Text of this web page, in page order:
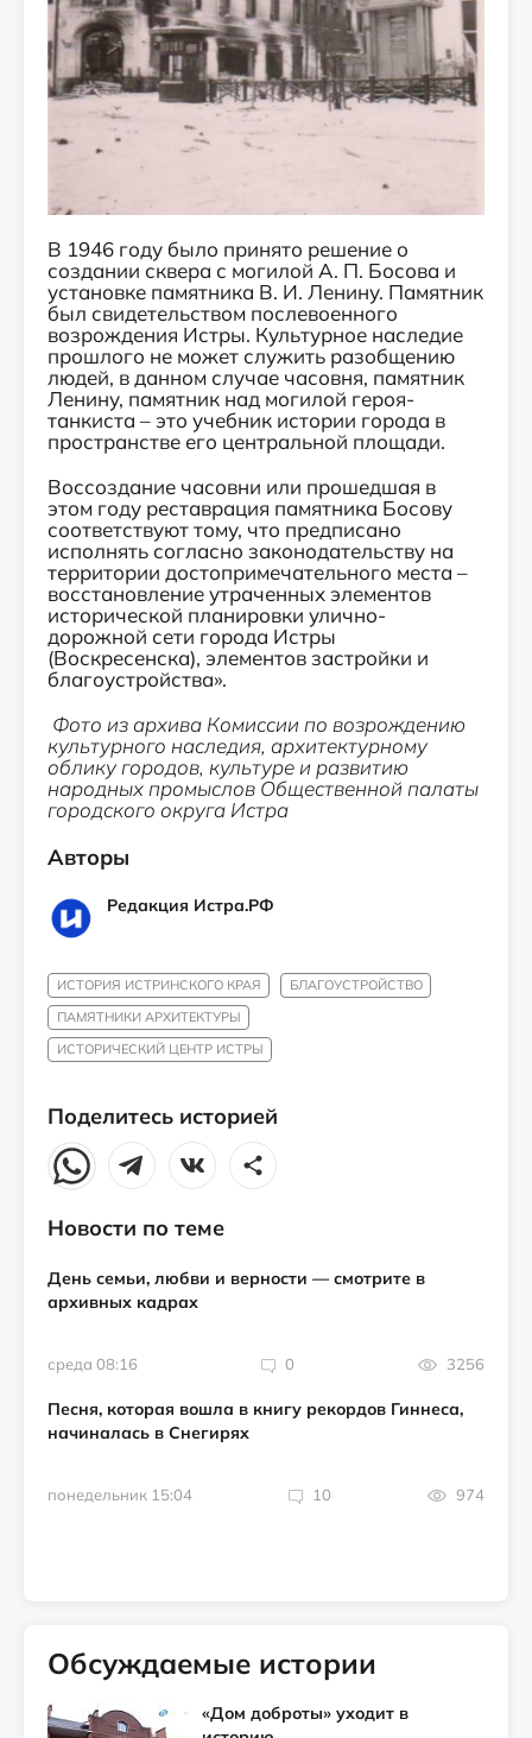
В 1946 году было принято решение о
создании сквера с могилой А. П. Босова и
установке памятника В. И. Ленину. Памятник
был свидетельством послевоенного
возрождения Истры. Культурное наследие
прошлого не может служить разобщению
людей, в данном случае часовня, памятник
Ленину, памятник над могилой героя-
танкиста – это учебник истории города в
пространстве его центральной площади.
Воссоздание часовни или прошедшая в
этом году реставрация памятника Босову
соответствуют тому, что предписано
исполнять согласно законодательству на
территории достопримечательного места –
восстановление утраченных элементов
исторической планировки улично-
дорожной сети города Истры
(Воскресенска), элементов застройки и
благоустройства».
Фото из архива Комиссии по возрождению
культурного наследия, архитектурному
облику городов, культуре и развитию
народных промыслов Общественной палаты
городского округа Истра
Авторы
Редакция Истра.РФ
ИСТОРИЯ ИСТРИНСКОГО КРАЯ
БЛАГОУСТРОЙСТВО
ПАМЯТНИКИ АРХИТЕКТУРЫ
ИСТОРИЧЕСКИЙ ЦЕНТР ИСТРЫ
Поделитесь историей
Новости по теме
День семьи, любви и верности — смотрите в
архивных кадрах
среда 08:16 0 3256
Песня, которая вошла в книгу рекордов Гиннеса,
начиналась в Снегирях
понедельник 15:04 10 974
Обсуждаемые истории
«Дом доброты» уходит в